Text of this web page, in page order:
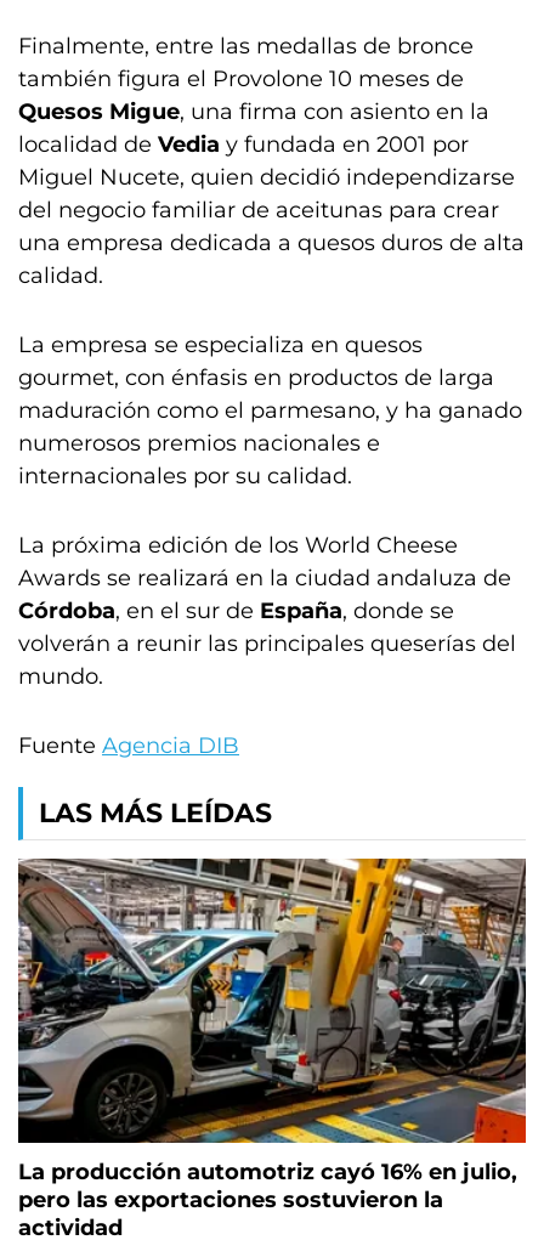
Finalmente, entre las medallas de bronce
también figura el Provolone 10 meses de
Quesos Migue, una firma con asiento en la
localidad de Vedia y fundada en 2001 por
Miguel Nucete, quien decidió independizarse
del negocio familiar de aceitunas para crear
una empresa dedicada a quesos duros de alta
calidad.
La empresa se especializa en quesos
gourmet, con énfasis en productos de larga
maduración como el parmesano, y ha ganado
numerosos premios nacionales e
internacionales por su calidad.
La próxima edición de los World Cheese
Awards se realizará en la ciudad andaluza de
Córdoba, en el sur de España, donde se
volverán a reunir las principales queserías del
mundo.
Fuente Agencia DIB
LAS MÁS LEÍDAS
La producción automotriz cayó 16% en julio,
pero las exportaciones sostuvieron la
actividad